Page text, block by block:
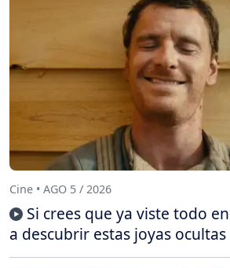
Cine • AGO 5 / 2026
Si crees que ya viste todo
a descubrir estas joyas ocultas